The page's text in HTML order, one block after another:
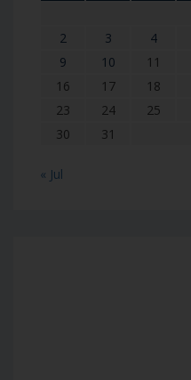
2
3 4
9
10 11
16
17 18
23
24 25
30
31
« Jul